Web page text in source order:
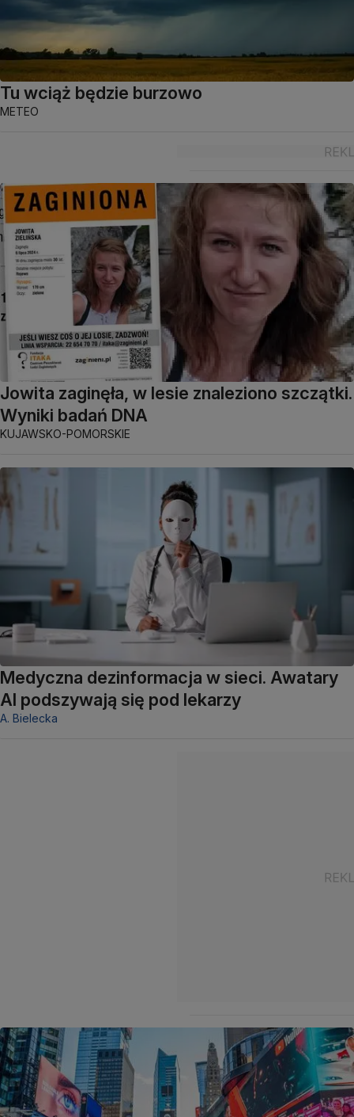
Tu wciąż będzie burzowo
METEO
Jowita zaginęła, w lesie znaleziono szczątki.
Wyniki badań DNA
KUJAWSKO-POMORSKIE
Medyczna dezinformacja w sieci. Awatary
AI podszywają się pod lekarzy
A. Bielecka